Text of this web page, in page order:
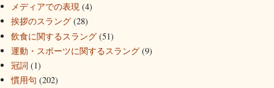
メディアでの表現 (4)
挨拶のスラング (28)
飲食に関するスラング (51)
運動・スポーツに関するスラング (9)
冠詞 (1)
慣用句 (202)